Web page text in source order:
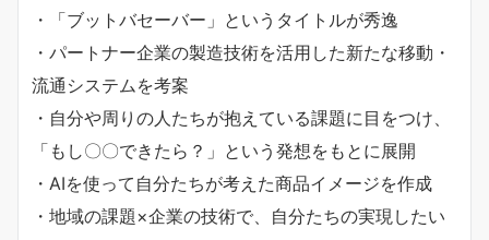
・「ブットバセーバー」というタイトルが秀逸
・パートナー企業の製造技術を活用した新たな移動・
流通システムを考案
・自分や周りの人たちが抱えている課題に目をつけ、
「もし〇〇できたら？」という発想をもとに展開
・AIを使って自分たちが考えた商品イメージを作成
・地域の課題×企業の技術で、自分たちの実現したい